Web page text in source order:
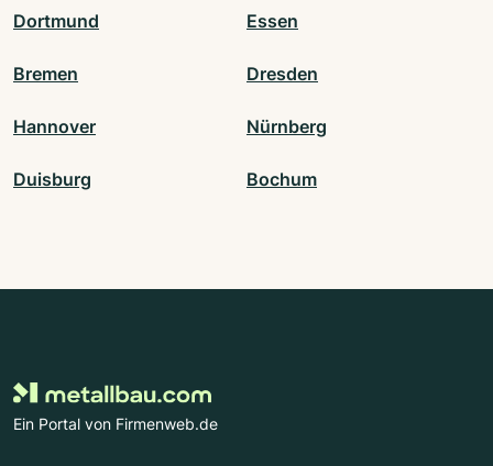
Dortmund Essen
Bremen Dresden
Hannover Nürnberg
Duisburg Bochum
Ein Portal von Firmenweb.de